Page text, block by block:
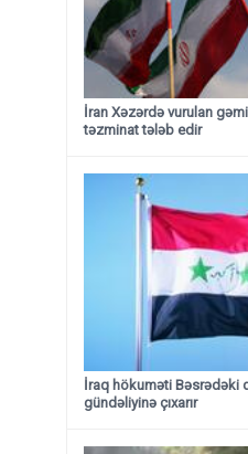
İran Xəzərdə vurulan
təzminat tələb edir
İraq hökuməti Bəsrədəki
gündəliyinə çıxarır